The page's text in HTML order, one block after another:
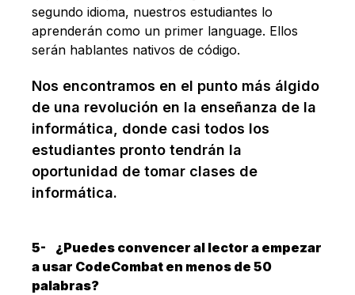
segundo idioma, nuestros estudiantes lo
aprenderán como un primer language. Ellos
serán hablantes nativos de código.
Nos encontramos en el punto más álgido
de una revolución en la enseñanza de la
informática, donde casi todos los
estudiantes pronto tendrán la
oportunidad de tomar clases de
informática.
5-
¿Puedes convencer al lector a empezar
a usar CodeCombat en menos de 50
palabras?